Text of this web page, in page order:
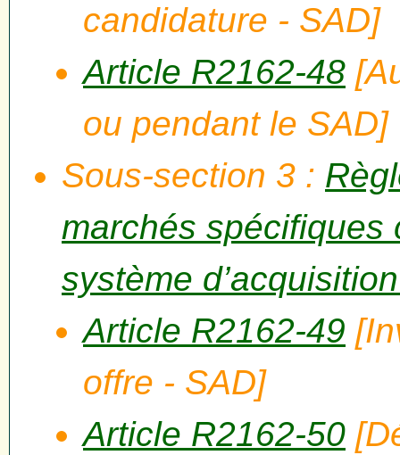
candidature - SAD]
Article R2162-48
ou pendant le SAD]
Sous-section 3 :
marchés spécifiques
système
Article R2162-49
offre - SAD]
Article R2162-50